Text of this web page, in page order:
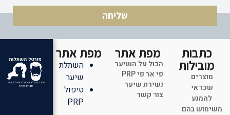
שליחה
כתבות
מובילות
מוצרים
שכדאי
להמנע
משימוש בהם
מפת אתר
הכול על השיער
פי אר פי PRP
נשירת שיער
צור קשר
מפת אתר
השתלת
שיער
טיפול
PRP